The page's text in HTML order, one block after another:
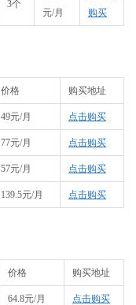
3个
元/月
购买
价格 购买地址
49元/月 点击购买
77元/月 点击购买
57元/月 点击购买
139.5元/月 点击购买
价格 购买地址
64.8元/月 点击购买